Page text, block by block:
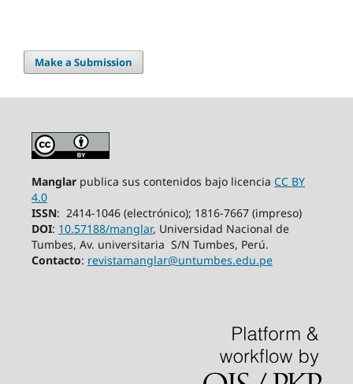
Make a Submission
Manglarpublica sus contenidos bajo licencia CC BY
4.0
ISSN: 2414-1046 (electrónico); 1816-7667 (impreso)
DOI: 10.57188/manglar, Universidad Nacional de
Tumbes, Av. universitaria S/N Tumbes, Perú.
Contacto: revistamanglar@untumbes.edu.pe